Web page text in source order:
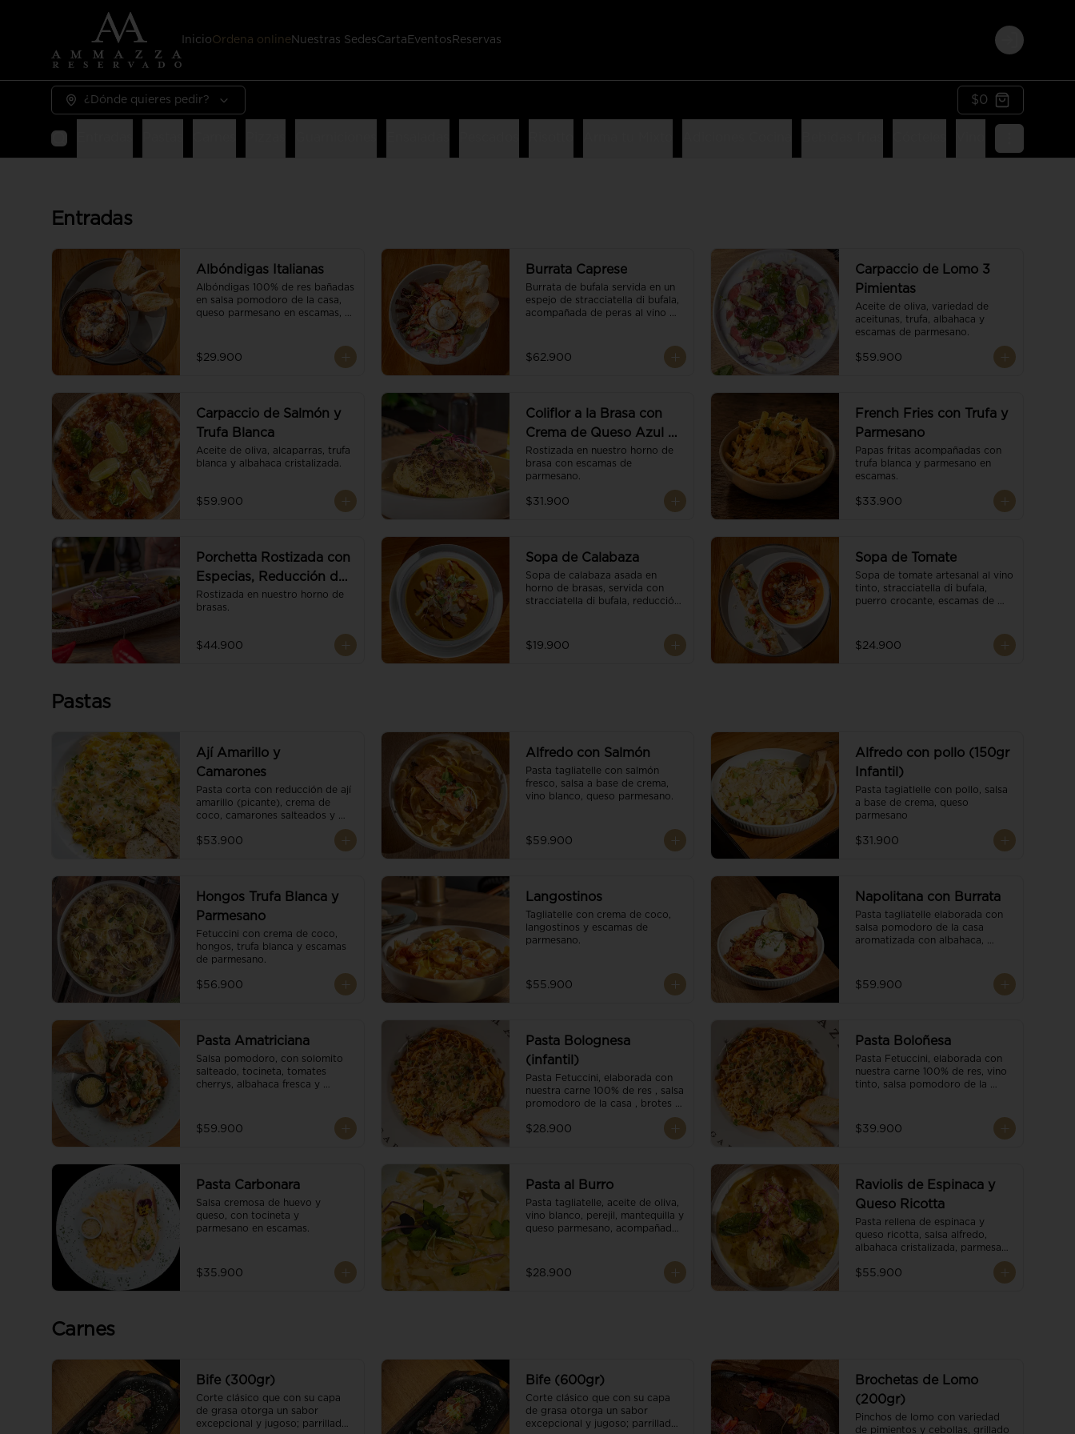
InicioOrdena online Nuestras SedesCarta Eventos Reservas
Login
¿Dónde quieres pedir? $0
Entradas
Albóndigas Italianas
Albóndigas 100% de res bañadas
en salsa pomodoro de la casa,
queso parmesano en escamas,
$29.900
Burrata Caprese
Burrata de bufala servida en un
espejo de stracciatella di bufala,
acompañada de peras al vino
salsa pesto y reducción de
balsámico.
$62.900
Carpaccio de Lomo 3
Pimientas
Aceite de oliva, variedad de
aceitunas, trufa, albahaca y
escamas de parmesano.
$59.900
Carpaccio de Salmón y
Trufa Blanca
Aceite de oliva, alcaparras, trufa
blanca y albahaca cristalizada.
$59.900
Coliflor a la Brasa con
Crema de Queso Azul y
Vino
Rostizada en nuestro horno de
brasa con escamas de
parmesano.
$31.900
French Fries con Trufa y
Parmesano
Papas fritas acompañadas con
trufa blanca y parmesano en
escamas.
$33.900
Porchetta Rostizada con
Especias, Reducción de
Panela y Vino
Rostizada en nuestro horno de
brasas.
$44.900
Sopa de Calabaza
Sopa de calabaza asada en
horno de brasas, servida con
stracciatella di bufala, reducción
$19.900
Sopa de Tomate
Sopa de tomate artesanal al vino
tinto, stracciatella di bufala,
puerro crocante, escamas de
pesto. Acompañado de un
tostón de pan focaccia.
$24.900
Pastas
Ají Amarillo y
Camarones
Pasta corta con reducción de ají
amarillo (picante), crema de
coco, camarones salteados y
$53.900
Alfredo con Salmón
Pasta tagliatelle con salmón
fresco, salsa a base de crema,
vino blanco, queso parmesano.
$59.900
Alfredo con pollo (150gr
Infantil)
Pasta tagiatlelle con pollo, salsa
a base de crema, queso
parmesano
$31.900
Hongos Trufa Blanca y
Parmesano
Fetuccini con crema de coco,
hongos, trufa blanca y escamas
de parmesano.
$56.900
Langostinos
Tagliatelle con crema de coco,
langostinos y escamas de
parmesano.
$55.900
Napolitana con Burrata
Pasta tagliatelle elaborada con
salsa pomodoro de la casa
aromatizada con albahaca,
$59.900
Pasta Amatriciana
Salsa pomodoro, con solomito
salteado, tocineta, tomates
cherrys, albahaca fresca y
$59.900
Pasta Bolognesa
(infantil)
Pasta Fetuccini, elaborada con
nuestra carne 100% de res , salsa
promodoro de la casa , brotes
parmesano.
$28.900
Pasta Boloñesa
Pasta Fetuccini, elaborada con
nuestra carne 100% de res, vino
tinto, salsa pomodoro de la
$39.900
Pasta Carbonara
Salsa cremosa de huevo y
queso, con tocineta y
parmesano en escamas.
$35.900
Pasta al Burro
Pasta tagliatelle, aceite de oliva,
vino blanco, perejil, mantequilla y
queso parmesano, acompañado
$28.900
Raviolis de Espinaca y
Queso Ricotta
Pasta rellena de espinaca y
queso ricotta, salsa alfredo,
albahaca cristalizada, parmesano
$55.900
Carnes
Bife (300gr)
Corte clásico que con su capa
de grasa otorga un sabor
excepcional y jugoso; parrillado
Bife (600gr)
Corte clásico que con su capa
de grasa otorga un sabor
excepcional y jugoso; parrillado
Brochetas de Lomo
(200gr)
Pinchos de lomo con variedad
de pimientos y cebollas, grillado